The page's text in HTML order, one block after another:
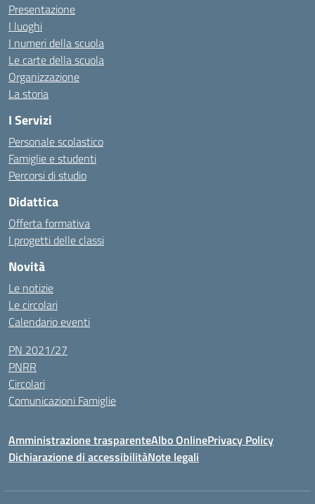
Presentazione
I luoghi
I numeri della scuola
Le carte della scuola
Organizzazione
La storia
I Servizi
Personale scolastico
Famiglie e studenti
Percorsi di studio
Didattica
Offerta formativa
I progetti delle classi
Novità
Le notizie
Le circolari
Calendario eventi
PN 2021/27
PNRR
Circolari
Comunicazioni Famiglie
Amministrazione trasparenteAlbo OnlinePrivacy Policy
Dichiarazione di accessibilitàNote legali